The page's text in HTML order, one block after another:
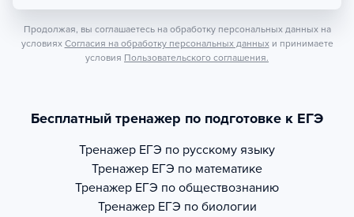
Продолжая, вы соглашаетесь на обработку персональных данных на
условиях Согласия на обработку персональных данных и принимаете
условия Пользовательского соглашения.
Бесплатный тренажер по подготовке к ЕГЭ
Тренажер ЕГЭ по русскому языку
Тренажер ЕГЭ по математике
Тренажер ЕГЭ по обществознанию
Тренажер ЕГЭ по биологии